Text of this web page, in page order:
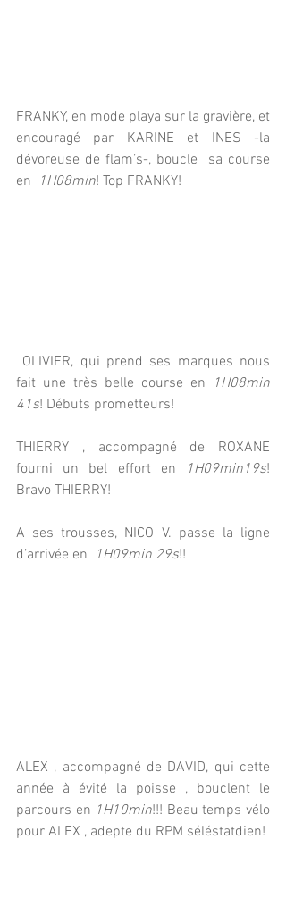
FRANKY, en mode playa sur la gravière, et
encouragé par KARINE et INES -la
dévoreuse de flam’s-, boucle  sa course
en
1H08min! Top FRANKY!
fait une très belle course en
1H08min
41s! Débuts prometteurs!
THIERRY , accompagné de ROXANE
fourni un bel effort en
1H09min19s!
Bravo THIERRY!
A ses trousses, NICO V. passe la ligne
d’arrivée en
1H09min 29s!!
ALEX , accompagné de DAVID, qui cette
année à évité la poisse , bouclent le
parcours en 1H10min!!! Beau temps vélo
pour ALEX , adepte du RPM séléstatdien!